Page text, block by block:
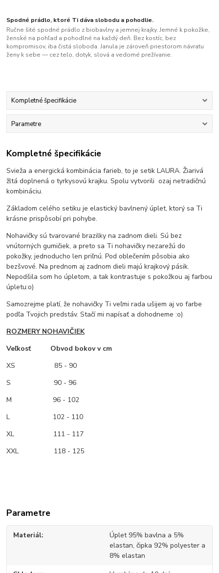
Spodné prádlo, ktoré Ti dáva slobodu a pohodlie.
Ručne šité spodné prádlo z biobavlny a jemnej krajky. Jemné k pokožke,
ženské na pohľad a pohodlné na každý deň. Bez kostíc, bez
kompromisov, iba čistá sloboda. Janula je zároveň priestorom návratu
ženy k sebe — cez telo, dotyk, slová a vedomé prežívanie.
Kompletné špecifikácie
Parametre
Kompletné špecifikácie
Svieža a energická kombinácia farieb, to je setik LAURA. Žiarivá
žltá doplnená o tyrkysovú krajku. Spolu vytvorili ozaj netradičnú
kombináciu.
Základom celého setiku je elastický bavlnený úplet, ktorý sa Ti
krásne prispôsobí pri pohybe.
Nohavičky sú tvarované brazilky na zadnom dieli. Sú bez
vnútorných gumičiek, a preto sa Ti nohavičky nezarežú do
pokožky, jednoducho len priľnú. Pod oblečením pôsobia ako
bezšvové. Na prednom aj zadnom dieli majú krajkový pásik.
Nepodšila som ho úpletom, a tak kontrastuje s pokožkou aj farbou
úpletu:o)
Samozrejme platí, že nohavičky Ti veľmi rada ušijem aj vo farbe
podľa Tvojich predstáv. Stačí mi napísať a dohodneme :o)
ROZMERY NOHAVIČIEK
Veľkosť Obvod bokov v cm
XS
85 - 90
S 90 - 96
M
96 - 102
L 102 - 110
XL 111 - 117
XXL 118 - 125
Parametre
Materiál
Úplet 95% bavlna a 5%
elastan, čipka 92% polyester a
8% elastan